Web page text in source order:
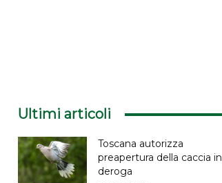
Ultimi articoli
Toscana autorizza
preapertura della caccia in
deroga